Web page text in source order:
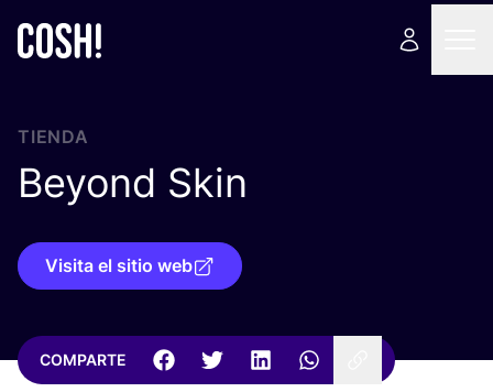
TIENDA
Beyond Skin
Visita el sitio web
COMPARTE